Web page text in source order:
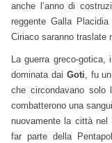
anche l’anno di
reggente Galla
Ciriaco saranno traslate
La guerra greco-gotica,
dominata dai Goti, fu
che circondavano
combatterono una
nuovamente la città
far parte della